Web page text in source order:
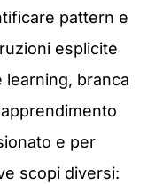
pattern e
esplicite
learning, branca
e per
scopi diversi: